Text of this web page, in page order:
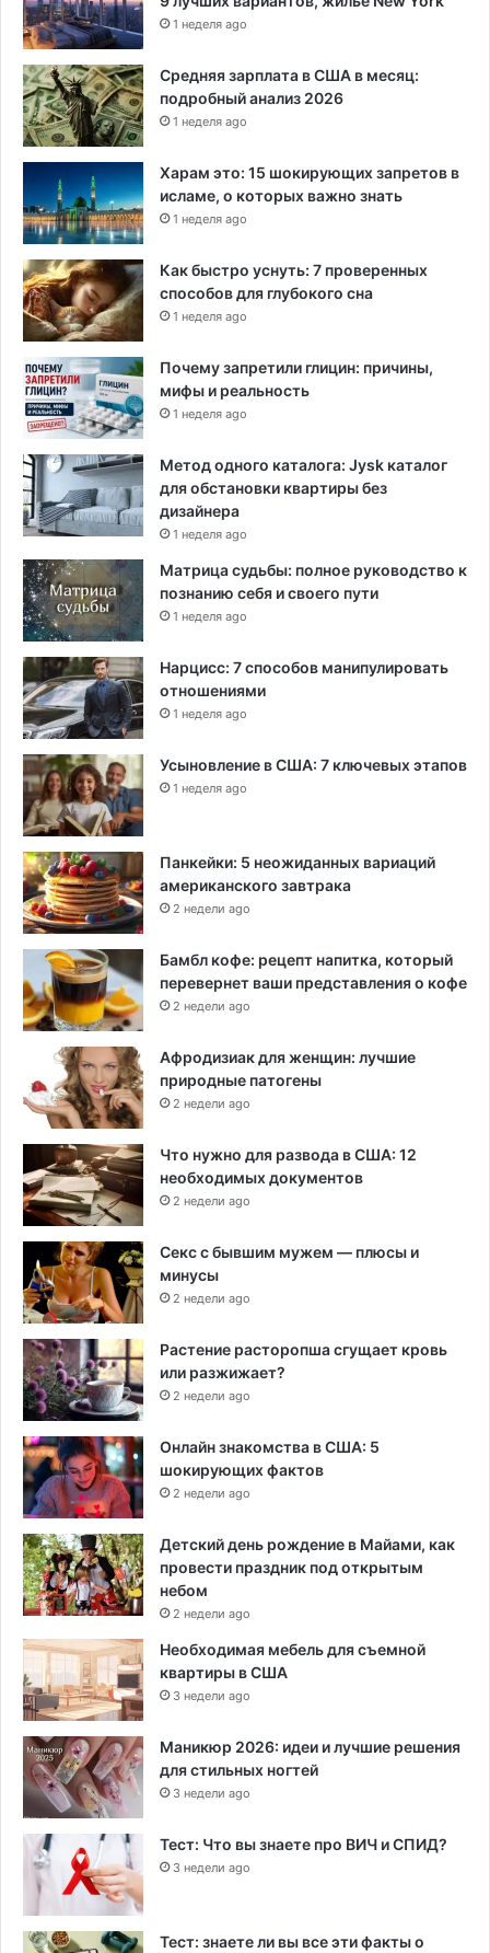
1 неделя ago
Средняя зарплата в США в месяц:
подробный анализ 2026
1 неделя ago
Харам это: 15 шокирующих запретов в
исламе, о которых важно знать
1 неделя ago
Как быстро уснуть: 7 проверенных
способов для глубокого сна
1 неделя ago
Почему запретили глицин: причины,
мифы и реальность
1 неделя ago
Метод одного каталога: Jysk каталог
для обстановки квартиры без
дизайнера
1 неделя ago
Матрица судьбы: полное руководство к
познанию себя и своего пути
1 неделя ago
Нарцисс: 7 способов манипулировать
отношениями
1 неделя ago
Усыновление в США: 7 ключевых этапов
1 неделя ago
Панкейки: 5 неожиданных вариаций
американского завтрака
2 недели ago
Бамбл кофе: рецепт напитка, который
перевернет ваши представления о кофе
2 недели ago
Афродизиак для женщин: лучшие
природные патогены
2 недели ago
Что нужно для развода в США: 12
необходимых документов
2 недели ago
Секс с бывшим мужем — плюсы и
минусы
2 недели ago
Растение расторопша сгущает кровь
или разжижает?
2 недели ago
Онлайн знакомства в США: 5
шокирующих фактов
2 недели ago
Детский день рождение в Майами, как
провести праздник под открытым
небом
2 недели ago
Необходимая мебель для съемной
квартиры в США
3 недели ago
Маникюр 2026: идеи и лучшие решения
для стильных ногтей
3 недели ago
Тест: Что вы знаете про ВИЧ и СПИД?
3 недели ago
Тест: знаете ли вы все эти факты о